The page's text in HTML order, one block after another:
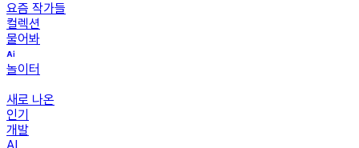
요즘 작가들
컬렉션
물어봐
놀이터
새로 나온
인기
개발